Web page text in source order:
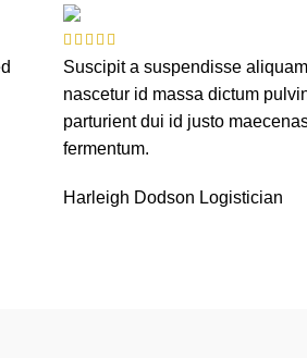
Suscipit a suspendisse
nascetur id massa dictum
parturient dui id justo
fermentum.
Harleigh Dodson Logistician